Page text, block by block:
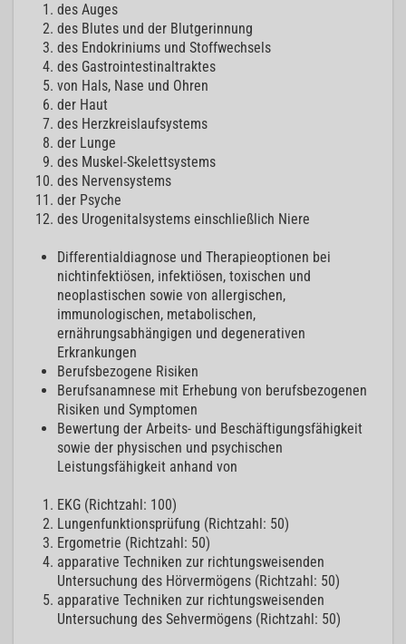
des Auges
des Blutes und der Blutgerinnung
des Endokriniums und Stoffwechsels
des Gastrointestinaltraktes
von Hals, Nase und Ohren
der Haut
des Herzkreislaufsystems
der Lunge
des Muskel-Skelettsystems
des Nervensystems
der Psyche
des Urogenitalsystems einschließlich Niere
Differentialdiagnose und Therapieoptionen bei
nichtinfektiösen, infektiösen, toxischen und
neoplastischen sowie von allergischen,
immunologischen, metabolischen,
ernährungsabhängigen und degenerativen
Erkrankungen
Berufsbezogene Risiken
Berufsanamnese mit Erhebung von berufsbezogenen
Risiken und Symptomen
Bewertung der Arbeits- und Beschäftigungsfähigkeit
sowie der physischen und psychischen
Leistungsfähigkeit anhand von
EKG (Richtzahl: 100)
Lungenfunktionsprüfung (Richtzahl: 50)
Ergometrie (Richtzahl: 50)
apparative Techniken zur richtungsweisenden
Untersuchung des Hörvermögens (Richtzahl: 50)
apparative Techniken zur richtungsweisenden
Untersuchung des Sehvermögens (Richtzahl: 50)